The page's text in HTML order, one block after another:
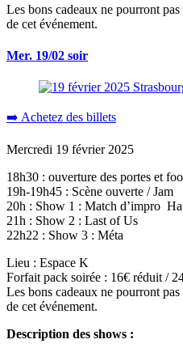
Les bons cadeaux ne pourront
de cet événement.
Mer. 19/02 soir
➡️ Achetez des billets
Mercredi 19 février 2025
18h30 : ouverture des portes et
19h-19h45 : Scène ouverte / Jam
20h : Show 1 : Match d’impro
21h : Show 2 : Last of Us
22h22 : Show 3 : Méta
Lieu : Espace K
Forfait pack soirée : 16€ réduit /
Les bons cadeaux ne pourront
de cet événement.
Description des shows :